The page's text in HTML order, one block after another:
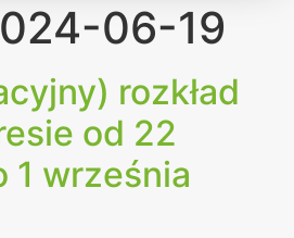
06-19
rozkład
od 22
1 września